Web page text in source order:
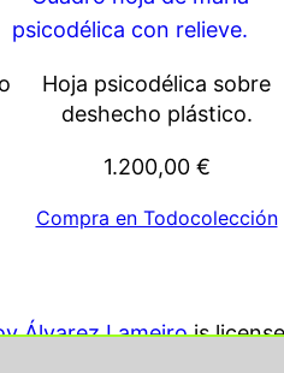
Hoja psicodélica sobre
deshecho plástico.
1.200,00 €
Compra en Todocolección
Álvarez Lameirois